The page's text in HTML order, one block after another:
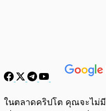
พร้อมเล่น
ในตลาดคริปโต คุณจะไม่